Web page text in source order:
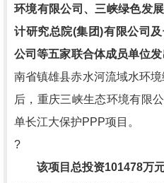
环境有限公司、三峡绿色发
计研究总院(集团)有限公司
公司等五家联合体成员单位发
南省镇雄县赤水河流域水环
后，重庆三峡生态环境有限
单长江大保护PPP项目。
?
该项目总投资101478万